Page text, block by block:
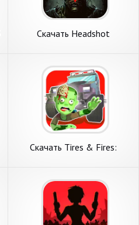
Скачать Headshot
Скачать Tires & Fires:
на Андроид